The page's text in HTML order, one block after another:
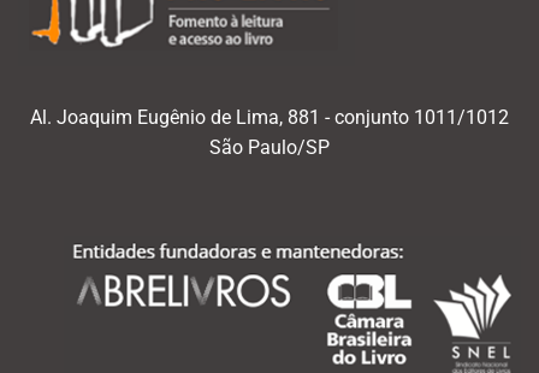
Al. Joaquim Eugênio de Lima, 881 - conjunto 1011/1012
São Paulo/SP